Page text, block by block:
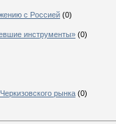
с Россией (0)
инструменты» (0)
рынка (0)